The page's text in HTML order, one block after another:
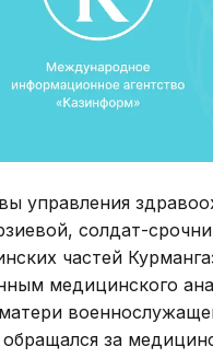
управления
солдат-
частей
медицинского
за